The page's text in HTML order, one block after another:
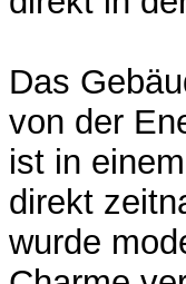
Das
von der
ist in
direkt
wurde